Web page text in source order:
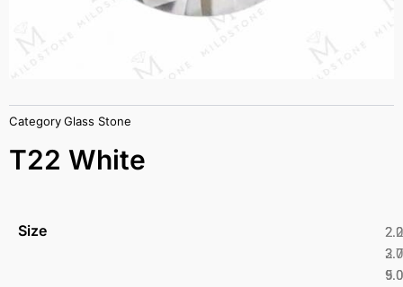
CategoryGlass Stone
T22 White
Size